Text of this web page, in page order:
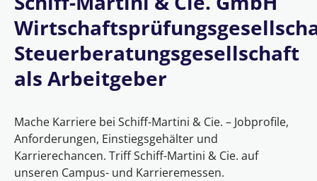
Steuerberatungsgesellschaft
als Arbeitgeber
Mache Karriere bei Schiff-Martini & Cie. – Jobprofile,
Anforderungen, Einstiegsgehälter und
Karrierechancen. Triff Schiff-Martini & Cie. auf
unseren Campus- und Karrieremessen.